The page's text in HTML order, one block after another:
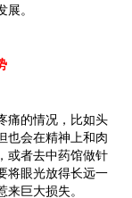
。
痛的情况，比如头
也会在精神上和肉
或者去中药馆做针
将眼光放得长远一
巨大损失。